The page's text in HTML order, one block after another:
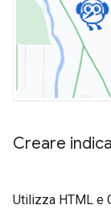
Creare
Utilizza HTML e